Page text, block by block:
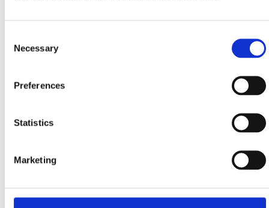
Selection
Necessary
Preferences
Statistics
Marketing
+385 91 555 6031
HEBERGEMENTS PET FRIENDLY
Hôtels Pet friendly sur la Riviera de Crikvenica - liste